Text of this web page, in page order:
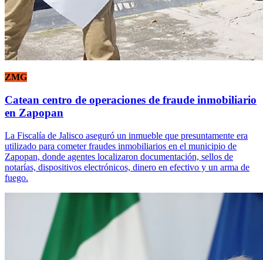
ZMG
Catean centro de operaciones de fraude inmobiliario
en Zapopan
La Fiscalía de Jalisco aseguró un inmueble que presuntamente era
utilizado para cometer fraudes inmobiliarios en el municipio de
Zapopan, donde agentes localizaron documentación, sellos de
notarías, dispositivos electrónicos, dinero en efectivo y un arma de
fuego.